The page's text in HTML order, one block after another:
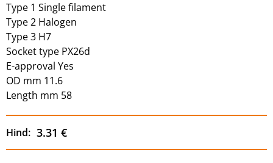
Type 1 Single filament
Type 2 Halogen
Type 3 H7
Socket type PX26d
E-approval Yes
OD mm 11.6
Length mm 58
Hind: 3.31 €